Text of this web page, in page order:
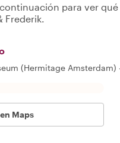
para ver
Frederik.
(Hermitage
Maps